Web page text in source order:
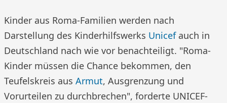
Kinder aus Roma-Familien werden nach
Darstellung des Kinderhilfswerks Unicefauch in
Deutschland nach wie vor benachteiligt. "Roma-
Kinder müssen die Chance bekommen, den
Teufelskreis aus Armut, Ausgrenzung und
Vorurteilen zu durchbrechen", forderte UNICEF-